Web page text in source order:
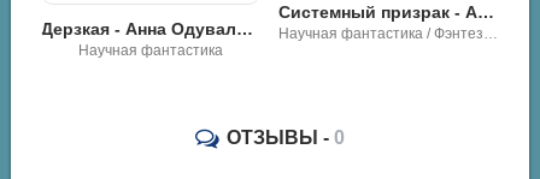
Дерзкая - Анна Одувалова
Научная фантастика
Системный призрак - Алексей Ковтунов
Научная фантастика / Фэнтези / Разная литература
ОТЗЫВЫ - 0